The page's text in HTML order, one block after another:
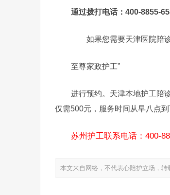
通过拨打电话：400-8855-
如果您需要天津医院陪诊
至尊家政护工”
进行预约。天津本地护工陪
仅需500元，服务时间从早八点
苏州护工联系电话：400-
本文来自网络，不代表心陪护立场，